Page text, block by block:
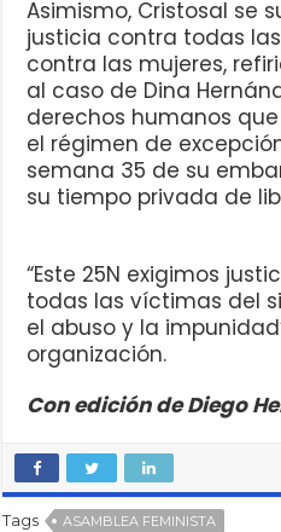
Asimismo, Cristosal se
justicia contra todas
contra las mujeres,
al caso de Dina
derechos humanos
el régimen de
semana 35 de su
su tiempo privada de
“Este 25N exigimos
todas las víctimas del
el abuso y la
organización.
Con edición de Diego
Tags
ASAMBLEA FEMINISTA